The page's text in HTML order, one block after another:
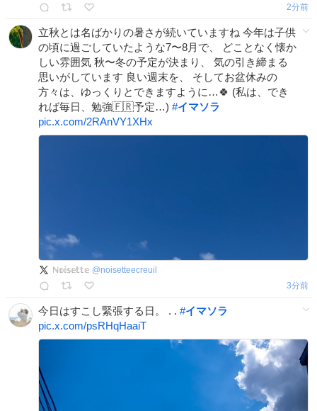
2分前
立秋とは名ばかりの暑さが続いていますね 今年は子供
の頃に過ごしていたような7〜8月で、 どことなく懐か
しい雰囲気 秋〜冬の予定が決まり、 気の引き締まる
思いがしています 良い週末を、 そしてお盆休みの
方々は、ゆっくりとできますように…🍀 (私は、でき
れば毎日、勉強🇫🇷予定…) #イマソラ
pic.x.com/2RAnVY1XHx
ℕ𝕠𝕚𝕤𝕖𝕥𝕥𝕖 @noisetteecreuil
3分前
今日はすこし緊張する日。 . . #イマソラ
pic.x.com/psRHqHaaiT